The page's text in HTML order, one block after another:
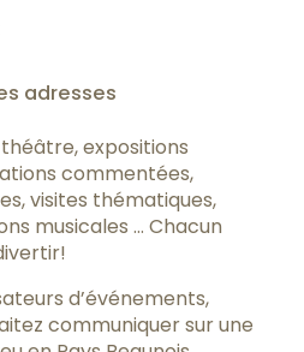
aux
adresses
expositions
commentées,
visites thématiques,
musicales … Chacun
d’événements,
communiquer sur une